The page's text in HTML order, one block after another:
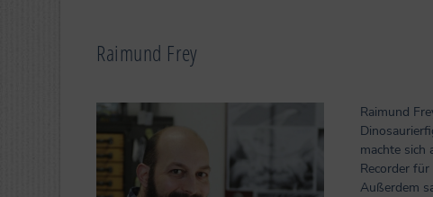
Raimund Frey
Raimund
machte sich
Recorder
Außerdem